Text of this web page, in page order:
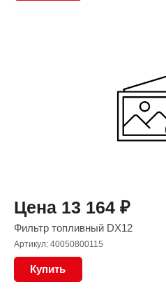
Цена 13 164 ₽
Фильтр топливный DX12
Артикул: 40050800115
Купить